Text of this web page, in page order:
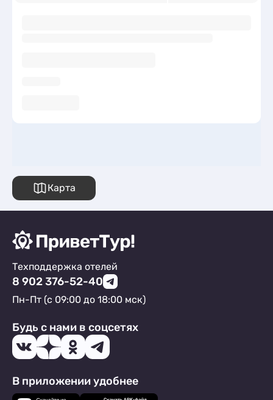
Карта
Техподдержка отелей
8 902 376-52-40
Пн-Пт (с 09:00 до 18:00 мск)
Будь с нами в соцсетях
В приложении удобнее